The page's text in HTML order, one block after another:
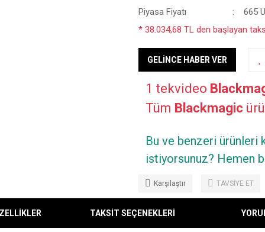
Piyasa Fiyatı
665
* 38.034,68 TL den başlayan
GELİNCE HABER VER
1 tekvideo
Tüm Blackmagic
Bu ve benzeri ürünleri
istiyorsunuz? Hemen
Karşılaştır TAVSİYE ET
TAKSİT SEÇENEKLERİ